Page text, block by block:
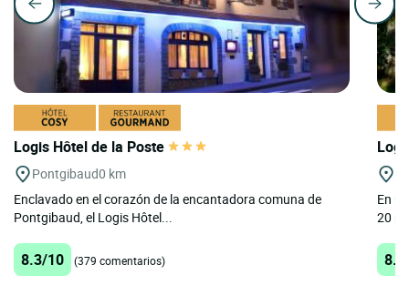
Logis Hôtel de la Poste
Pontgibaud0 km
Enclavado en el corazón de la encantadora comuna de
Pontgibaud, el Logis Hôtel...
8.3/10 (379 comentarios)
En
20